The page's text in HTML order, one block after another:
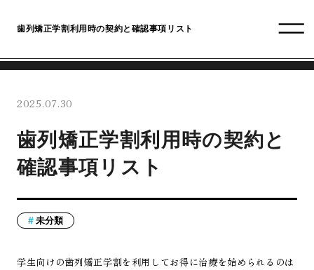
歯列矯正学割利用時の契約と確認事項リスト
2025.07.30
歯列矯正学割利用時の契約と
確認事項リスト
未分類
学生向けの歯列矯正学割を利用してお得に治療を始められるのは